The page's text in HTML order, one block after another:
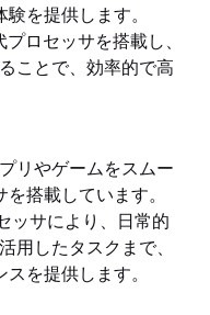
を提供します。
ロセッサを搭載し、
ことで、効率的で高
リやゲームをスムー
搭載しています。
ッサにより、日常的
したタスクまで、
を提供します。